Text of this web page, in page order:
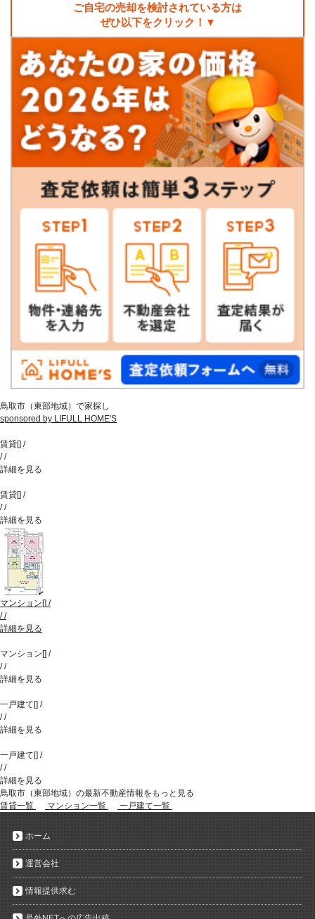
ご自宅の売却を検討されている方は
ぜひ以下をクリック！▼
鳥取市（東部地域）で家探し
sponsored by LIFULL HOME'S
賃貸[] /
//
詳細を見る
賃貸[] /
//
詳細を見る
マンション [] /
//
詳細を見る
マンション [] /
//
詳細を見る
一戸建て [] /
//
詳細を見る
一戸建て [] /
//
詳細を見る
鳥取市（東部地域）の最新不動産情報をもっと見る
賃貸一覧
マンション一覧 一戸建て一覧
ホーム
運営会社
情報提供求む